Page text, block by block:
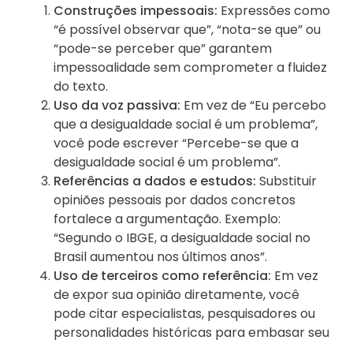
Construções impessoais: Expressões como
“é possível observar que”, “nota-se que” ou
“pode-se perceber que” garantem
impessoalidade sem comprometer a fluidez
do texto.
Uso da voz passiva: Em vez de “Eu percebo
que a desigualdade social é um problema”,
você pode escrever “Percebe-se que a
desigualdade social é um problema”.
Referências a dados e estudos: Substituir
opiniões pessoais por dados concretos
fortalece a argumentação. Exemplo:
“Segundo o IBGE, a desigualdade social no
Brasil aumentou nos últimos anos”.
Uso de terceiros como referência: Em vez
de expor sua opinião diretamente, você
pode citar especialistas, pesquisadores ou
personalidades históricas para embasar seu